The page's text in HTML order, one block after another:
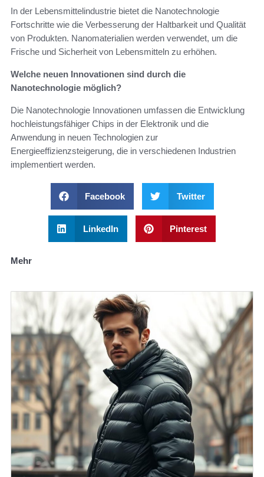
In der Lebensmittelindustrie bietet die Nanotechnologie
Fortschritte wie die Verbesserung der Haltbarkeit und Qualität
von Produkten. Nanomaterialien werden verwendet, um die
Frische und Sicherheit von Lebensmitteln zu erhöhen.
Welche neuen Innovationen sind durch die
Nanotechnologie möglich?
Die Nanotechnologie Innovationen umfassen die Entwicklung
hochleistungsfähiger Chips in der Elektronik und die
Anwendung in neuen Technologien zur
Energieeffizienzsteigerung, die in verschiedenen Industrien
implementiert werden.
Facebook Twitter
LinkedIn Pinterest
Mehr